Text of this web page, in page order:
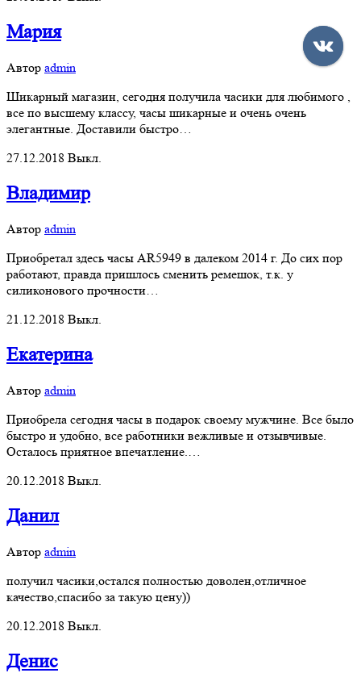
Мария
Автор admin
Шикарный магазин, сегодня получила часики для любимого ,
все по высшему классу, часы шикарные и очень очень
элегантные. Доставили быстро…
27.12.2018 Выкл.
Владимир
Автор admin
Приобретал здесь часы AR5949 в далеком 2014 г. До сих пор
работают, правда пришлось сменить ремешок, т.к. у
силиконового прочности…
21.12.2018 Выкл.
Екатерина
Автор admin
Приобрела сегодня часы в подарок своему мужчине. Все было
быстро и удобно, все работники вежливые и отзывчивые.
Осталось приятное впечатление.…
20.12.2018 Выкл.
Данил
Автор admin
получил часики,остался полностью доволен,отличное
качество,спасибо за такую цену))
20.12.2018 Выкл.
Денис